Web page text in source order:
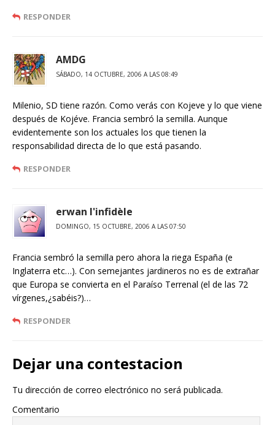
RESPONDER
AMDG
SÁBADO, 14 OCTUBRE, 2006 A LAS 08:49
Milenio, SD tiene razón. Como verás con Kojeve y lo que viene
después de Kojéve. Francia sembró la semilla. Aunque
evidentemente son los actuales los que tienen la
responsabilidad directa de lo que está pasando.
RESPONDER
erwan l'infidèle
DOMINGO, 15 OCTUBRE, 2006 A LAS 07:50
Francia sembró la semilla pero ahora la riega España (e
Inglaterra etc…). Con semejantes jardineros no es de extrañar
que Europa se convierta en el Paraíso Terrenal (el de las 72
vírgenes,¿sabéis?)…
RESPONDER
Dejar una contestacion
Tu dirección de correo electrónico no será publicada.
Comentario